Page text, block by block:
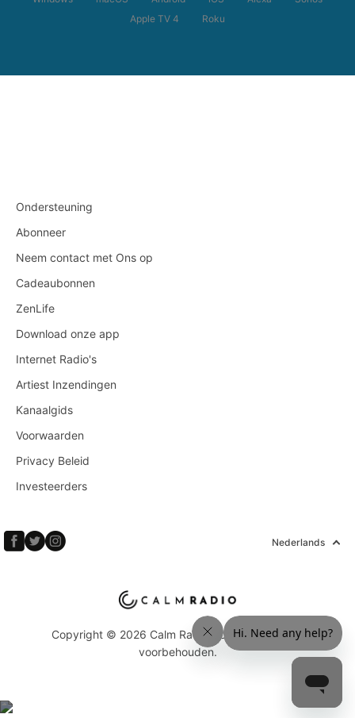
Apple TV 4
Roku
Ondersteuning
Abonneer
Neem contact met Ons op
Cadeaubonnen
ZenLife
Download onze app
Internet Radio's
Artiest Inzendingen
Kanaalgids
Voorwaarden
Privacy Beleid
Investeerders
Nederlands
Copyright © 2026 Calm Radio Corp. Alle rechten
voorbehouden.